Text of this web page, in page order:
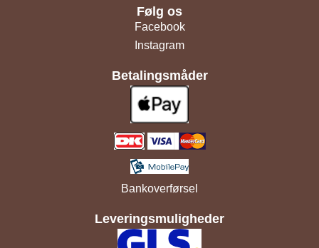
Følg os
Facebook
Instagram
Betalingsmåder
Bankoverførsel
Leveringsmuligheder